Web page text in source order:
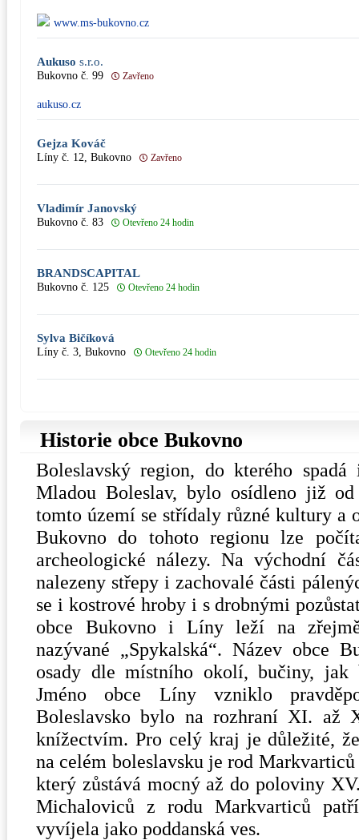
www.ms-bukovno.cz
Aukuso s.r.o.
Bukovno č. 99 Zavřeno
aukuso.cz
Gejza Kováč
Líny č. 12, Bukovno Zavřeno
Vladimír Janovský
Bukovno č. 83 Otevřeno 24 hodin
BRANDSCAPITAL
Bukovno č. 125 Otevřeno 24 hodin
Sylva Bičíková
Líny č. 3, Bukovno Otevřeno 24 hodin
Historie obce Bukovno
Boleslavský region, do kterého
Mladou Boleslav, bylo osídleno již
tomto území se střídaly různé kultury a
Bukovno do tohoto regionu lze
archeologické nálezy. Na východní
nalezeny střepy i zachovalé části
se i kostrové hroby i s drobnými
obce Bukovno i Líny leží na
nazývané „Spykalská“. Název obce
osady dle místního okolí, bučiny, jak
Jméno obce Líny vzniklo
Boleslavsko bylo na rozhraní XI. až
knížectvím. Pro celý kraj je důležité,
na celém boleslavsku je rod
který zůstává mocný až do poloviny
Michaloviců z rodu Markvarticů
vyvíjela jako poddanská ves.